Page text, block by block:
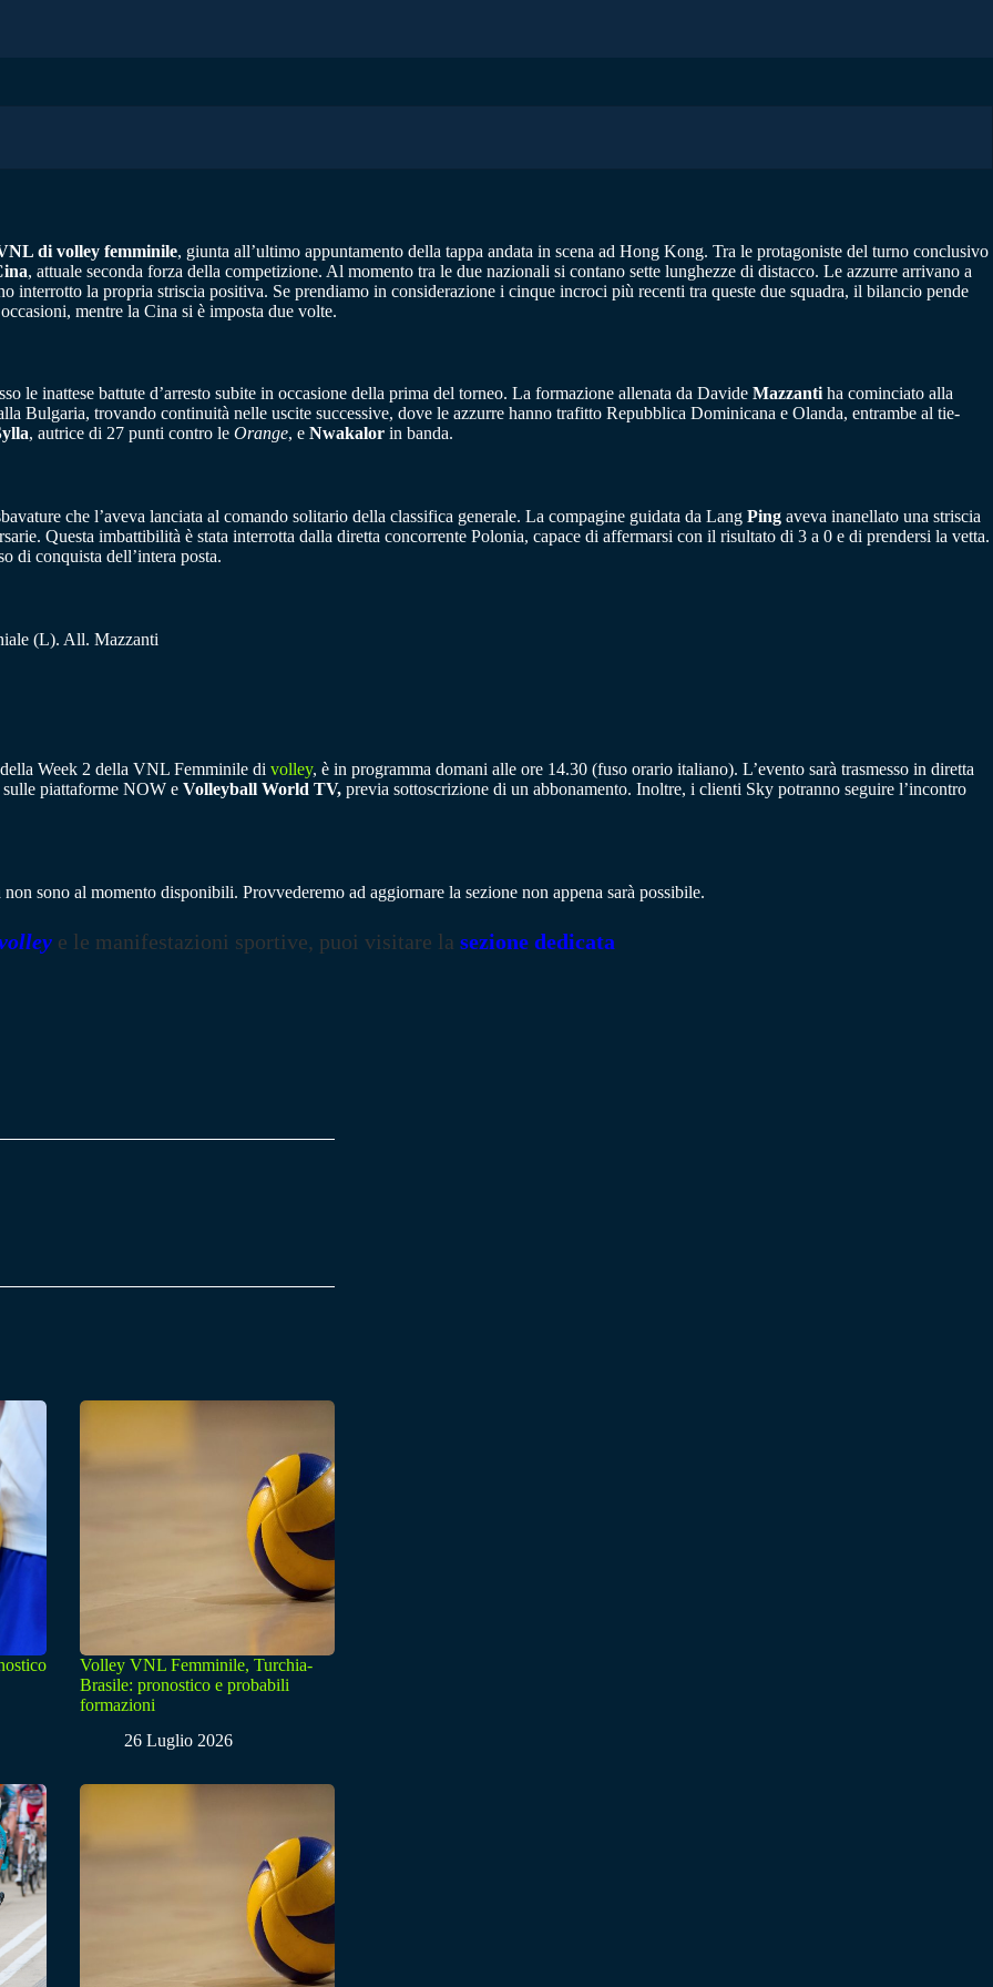
di volley femminile, giunta all’ultimo appuntamento della tappa andata in scena ad Hong Kong. Tra le protagoniste del turno conclusivo
, attuale seconda forza della competizione. Al momento tra le due nazionali si contano sette lunghezze di distacco. Le azzurre arrivano a
interrotto la propria striscia positiva. Se prendiamo in considerazione i cinque incroci più recenti tra queste due squadra, il bilancio pende
mentre la Cina si è imposta due volte.
le inattese battute d’arresto subite in occasione della prima del torneo. La formazione allenata da Davide Mazzantiha cominciato alla
Bulgaria, trovando continuità nelle uscite successive, dove le azzurre hanno trafitto Repubblica Dominicana e Olanda, entrambe al tie-
, autrice di 27 punti contro le Orange, e Nwakalor in banda.
che l’aveva lanciata al comando solitario della classifica generale. La compagine guidata da Lang Ping aveva inanellato una striscia
Questa imbattibilità è stata interrotta dalla diretta concorrente Polonia, capace di affermarsi con il risultato di 3 a 0 e di prendersi la vetta.
di conquista dell’intera posta.
(L). All. Mazzanti
Week 2 della VNL Femminile di volley, è in programma domani alle ore 14.30 (fuso orario italiano). L’evento sarà trasmesso in diretta
sulle piattaforme NOW e Volleyball World TV, previa sottoscrizione di un abbonamento. Inoltre, i clienti Sky potranno seguire l’incontro
sono al momento disponibili. Provvederemo ad aggiornare la sezione non appena sarà possibile.
e le manifestazioni sportive, puoi visitare la sezione dedicata
Volley VNL Femminile, Turchia-
Brasile: pronostico e probabili
formazioni
26 Luglio 2026